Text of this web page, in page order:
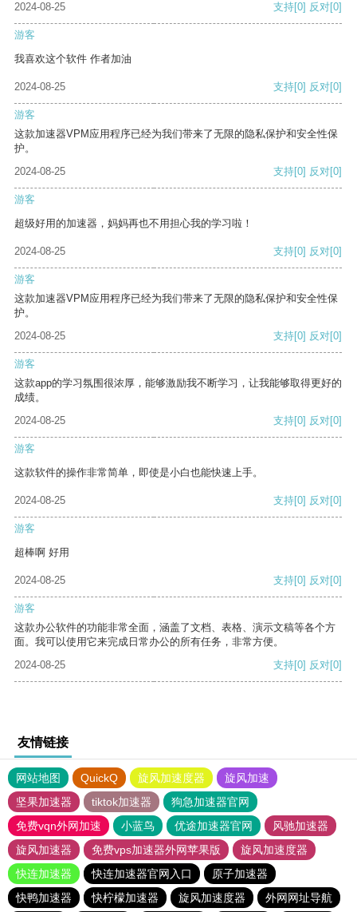
2024-08-25
支持[0] 反对[0]
游客
我喜欢这个软件 作者加油
2024-08-25 支持[0] 反对[0]
游客
这款加速器VPM应用程序已经为我们带来了无限的隐私保护和安全性保
护。
2024-08-25
支持[0] 反对[0]
游客
超级好用的加速器，妈妈再也不用担心我的学习啦！
2024-08-25 支持[0] 反对[0]
游客
这款加速器VPM应用程序已经为我们带来了无限的隐私保护和安全性保
护。
2024-08-25
支持[0] 反对[0]
游客
这款app的学习氛围很浓厚，能够激励我不断学习，让我能够取得更好的
成绩。
2024-08-25
支持[0] 反对[0]
游客
这款软件的操作非常简单，即使是小白也能快速上手。
2024-08-25 支持[0] 反对[0]
游客
超棒啊 好用
2024-08-25 支持[0] 反对[0]
游客
这款办公软件的功能非常全面，涵盖了文档、表格、演示文稿等各个方
面。我可以使用它来完成日常办公的所有任务，非常方便。
2024-08-25
支持[0] 反对[0]
友情链接
网站地图 QuickQ 旋风加速度器
旋风加速
坚果加速器
tiktok加速器
狗急加速器官网
免费vqn外网加速
小蓝鸟 优途加速器官网
风驰加速器
旋风加速器
免费vps加速器外网苹果版
旋风加速度器
快连加速器
快连加速器官网入口
原子加速器
快鸭加速器
快柠檬加速器 旋风加速度器 外网网址导航